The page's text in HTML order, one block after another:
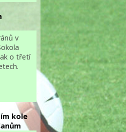
v
o třetí
kole